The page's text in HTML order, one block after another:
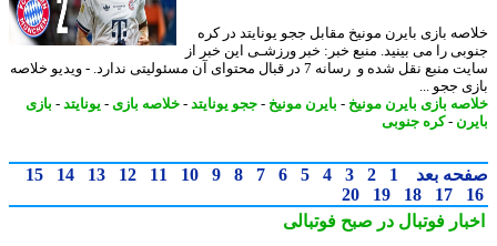
بازی بایرن مونیخ مقابل ججو یونایتد در کره
را می بینید. منبع خبر: خبر ورزشـی این خبر از
سایت منبع نقل شده و رسانه 7 در قبال محتوای آن مسئولیتی ندارد. - ویدیو خلاصه
ججو ...
بازی بایرن مونیخ-بایرن مونیخ-ججو یونایتد-خلاصه بازی - یونایتد-بازی
- کره جنوبی
بعد 1
2
3
4
5
6
7
8
9
10
11
12
13
14
15
17
18
19
20
فوتبال در صبح فوتبالی